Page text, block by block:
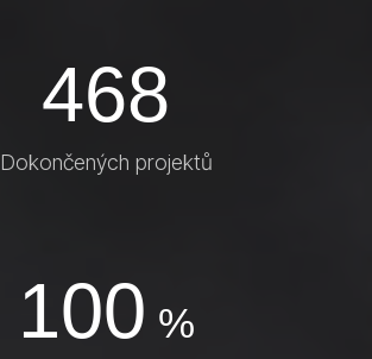
468
Dokončených projektů
100 %